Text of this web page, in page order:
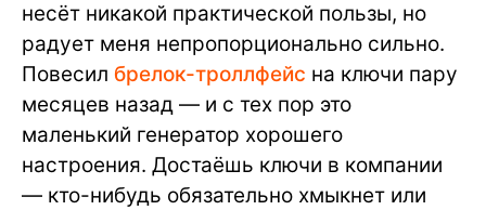
несёт никакой практической пользы, но
радует меня непропорционально сильно.
Повесил брелок-троллфейс на ключи пару
месяцев назад — и с тех пор это
маленький генератор хорошего
настроения. Достаёшь ключи в компании
— кто-нибудь обязательно хмыкнет или